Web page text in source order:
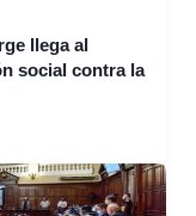
llega al
social contra la